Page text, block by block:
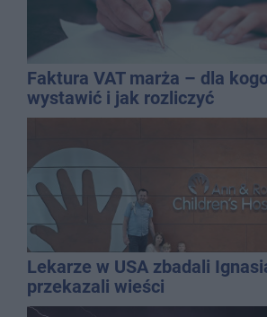
Faktura VAT marża – dla
wystawić i jak rozliczyć
Lekarze w USA zbadali
przekazali wieści